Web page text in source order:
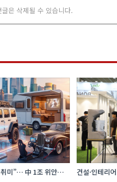
은 삭제될 수 있습니다.
안
건설·인테리어 최신 트렌드